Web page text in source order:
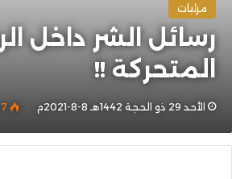
مرئيات
رسائل الشر داخل
المتحركة !!
الأحد 29 ذو الحجة 1442هـ 8-8-2021م